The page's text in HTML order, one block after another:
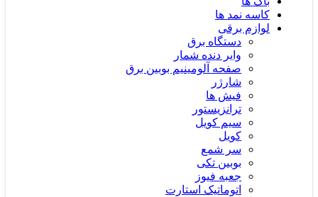
کاسه نمد ها
لوازم برقی
دستگاه برق
وایر دنده شمار
صفحه آلومینیم بوبین برق
شارژر
فیش ها
ترانزیستور
سیم کویل
کویل
سر شمع
بوبین تکی
جعبه فیوز
اتوماتیک استارت